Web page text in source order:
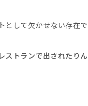
して欠かせない存在で
トランで出されたり